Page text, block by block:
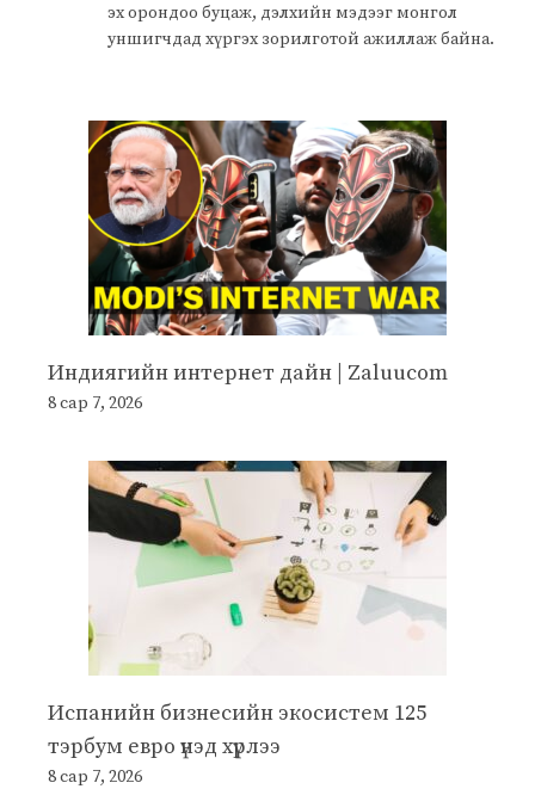
эх орондоо буцаж, дэлхийн мэдээг монгол
уншигчдад хүргэх зорилготой ажиллаж байна.
Индиягийн интернет дайн | Zaluucom
8 сар 7, 2026
Испанийн бизнесийн экосистем 125
тэрбум евро үнэд хүрлээ
8 сар 7, 2026